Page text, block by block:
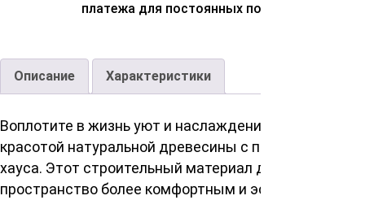
платежа для постоянных покупателей.
Описание Характеристики
Воплотите в жизнь уют и наслаждение истинной
красотой натуральной древесины с помощью блок-
хауса. Этот строительный материал делает любое
пространство более комфортным и эстетически